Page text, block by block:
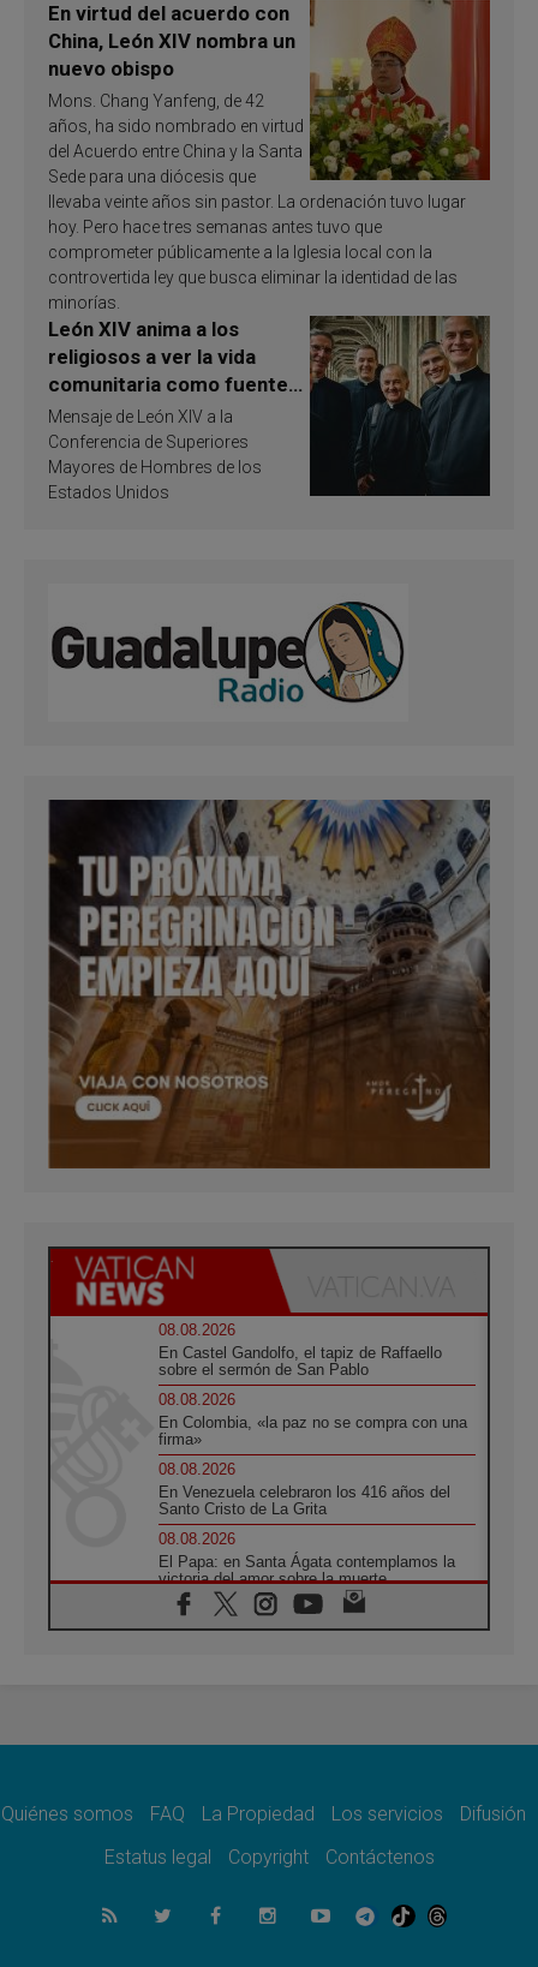
En virtud del acuerdo con
China, León XIV nombra un
nuevo obispo
Mons. Chang Yanfeng, de 42
años, ha sido nombrado en virtud
del Acuerdo entre China y la Santa
Sede para una diócesis que
llevaba veinte años sin pastor. La ordenación tuvo lugar
hoy. Pero hace tres semanas antes tuvo que
comprometer públicamente a la Iglesia local con la
controvertida ley que busca eliminar la identidad de las
minorías.
León XIV anima a los
religiosos a ver la vida
comunitaria como fuente
de inspiración y
santificación
Mensaje de León XIV a la
Conferencia de Superiores
Mayores de Hombres de los
Estados Unidos
08.08.2026
En Castel Gandolfo, el tapiz de Raffaello
sobre el sermón de San Pablo
08.08.2026
En Colombia, «la paz no se compra con una
firma»
08.08.2026
En Venezuela celebraron los 416 años del
Santo Cristo de La Grita
08.08.2026
El Papa: en Santa Ágata contemplamos la
victoria del amor sobre la muerte
08.08.2026
León XIV visitará el Santuario de la Madre
07.08.2026
07.08.2026
el compromiso del cristiano"
La matanza de niños en Gaza no cesa: 300
muertos en 300 días
Quiénes somos FAQ La Propiedad Los servicios
Difusión
Estatus legal
Copyright Contáctenos